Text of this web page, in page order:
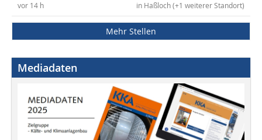
in Haßloch (+1 weiterer Standort)
vor 14 h
Mehr Stellen
Mediadaten